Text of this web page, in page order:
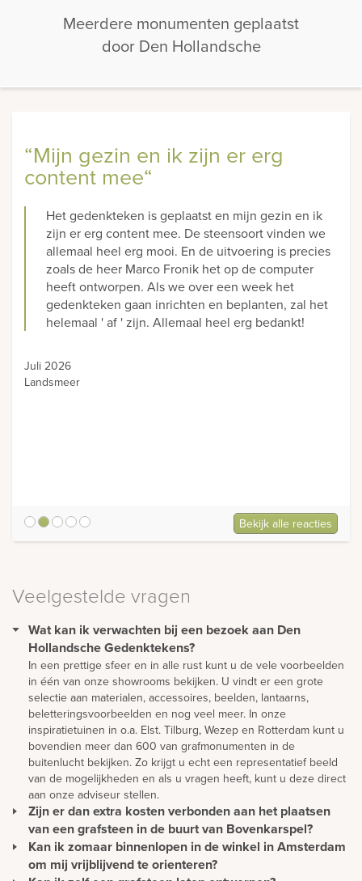
Meerdere monumenten geplaatst
door Den Hollandsche
Bekijk alle reacties
“Mijn gezin en ik zijn er erg
content mee“
Het gedenkteken is geplaatst en mijn gezin en ik
zijn er erg content mee. De steensoort vinden we
allemaal heel erg mooi. En de uitvoering is precies
zoals de heer Marco Fronik het op de computer
heeft ontworpen. Als we over een week het
gedenkteken gaan inrichten en beplanten, zal het
helemaal ' af ' zijn. Allemaal heel erg bedankt!
Juli 2026
Landsmeer
Veelgestelde vragen
Wat kan ik verwachten bij een bezoek aan Den
Hollandsche Gedenktekens?
In een prettige sfeer en in alle rust kunt u de vele voorbeelden
in één van onze showrooms bekijken. U vindt er een grote
selectie aan materialen, accessoires, beelden, lantaarns,
beletteringsvoorbeelden en nog veel meer. In onze
inspiratietuinen in o.a. Elst. Tilburg, Wezep en Rotterdam kunt u
bovendien meer dan 600 van grafmonumenten in de
buitenlucht bekijken. Zo krijgt u echt een representatief beeld
van de mogelijkheden en als u vragen heeft, kunt u deze direct
aan onze adviseur stellen.
Zijn er dan extra kosten verbonden aan het plaatsen
van een grafsteen in de buurt van Bovenkarspel?
Wij hanteren voor iedere begraafplaats in Nederland hetzelfde
tarief voor plaatsing. Zodoende betaalt u geen extra kosten
Kan ik zomaar binnenlopen in de winkel in Amsterdam
om mij vrijblijvend te orienteren?